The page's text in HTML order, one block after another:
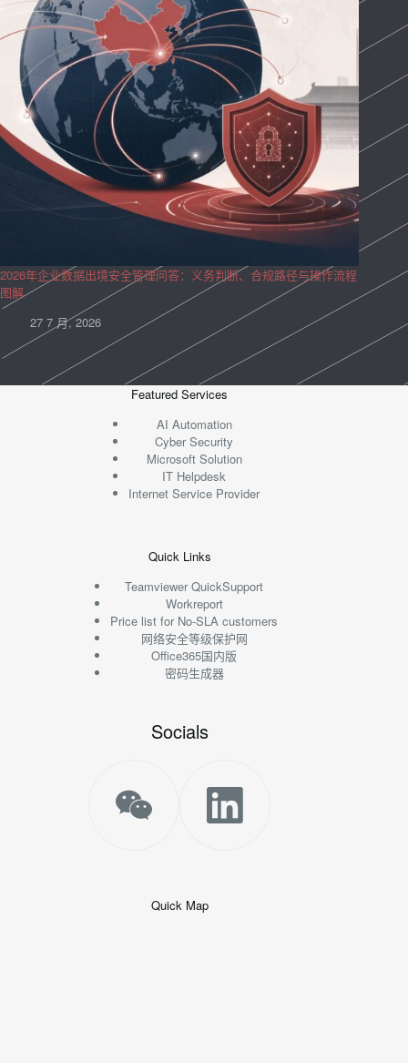
2026年企业数据出境安全管理问答：义务判断、合规路径与操作流程
图解
27 7 月, 2026
Featured Services
AI Automation
Cyber Security
Microsoft Solution
IT Helpdesk
Internet Service Provider
Quick Links
Teamviewer QuickSupport
Workreport
Price list for No-SLA customers
网络安全等级保护网
Office365国内版
密码生成器
Socials
Quick Map